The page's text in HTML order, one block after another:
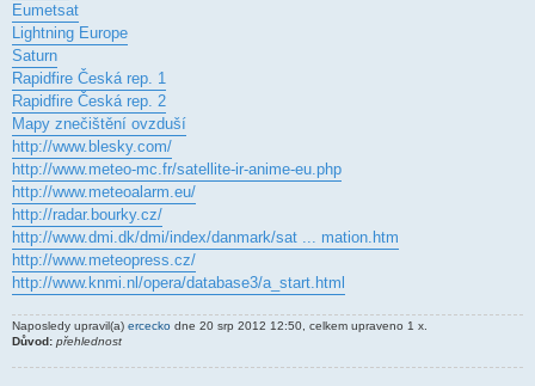
Eumetsat
Lightning Europe
Saturn
Rapidfire Česká rep. 1
Rapidfire Česká rep. 2
Mapy znečištění ovzduší
http://www.blesky.com/
http://www.meteo-mc.fr/satellite-ir-anime-eu.php
http://www.meteoalarm.eu/
http://radar.bourky.cz/
http://www.dmi.dk/dmi/index/danmark/sat ... mation.htm
http://www.meteopress.cz/
http://www.knmi.nl/opera/database3/a_start.html
Naposledy upravil(a) ercecko dne 20 srp 2012 12:50, celkem upraveno 1 x.
Důvod: přehlednost